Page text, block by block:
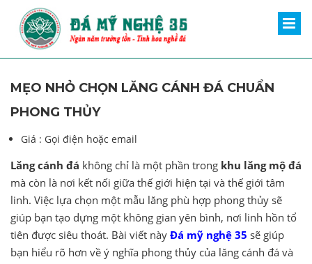
MẸO NHỎ CHỌN LĂNG CÁNH ĐÁ CHUẨN
PHONG THỦY
Giá : Gọi điện hoặc email
Lăng cánh đá không chỉ là một phần trong khu lăng mộ đá
mà còn là nơi kết nối giữa thế giới hiện tại và thế giới tâm
linh. Việc lựa chọn một mẫu lăng phù hợp phong thủy sẽ
giúp bạn tạo dựng một không gian yên bình, nơi linh hồn tổ
tiên được siêu thoát. Bài viết này Đá mỹ nghệ 35 sẽ giúp
bạn hiểu rõ hơn về ý nghĩa phong thủy của lăng cánh đá và